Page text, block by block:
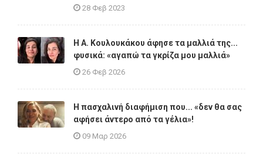
28 Φεβ 2023
Η A. Κουλουκάκου άφησε τα μαλλιά της...
φυσικά: «αγαπώ τα γκρίζα μου μαλλιά»
26 Φεβ 2026
Η πασχαλινή διαφήμιση που... «δεν θα σας
αφήσει άντερο από τα γέλια»!
09 Μαρ 2026